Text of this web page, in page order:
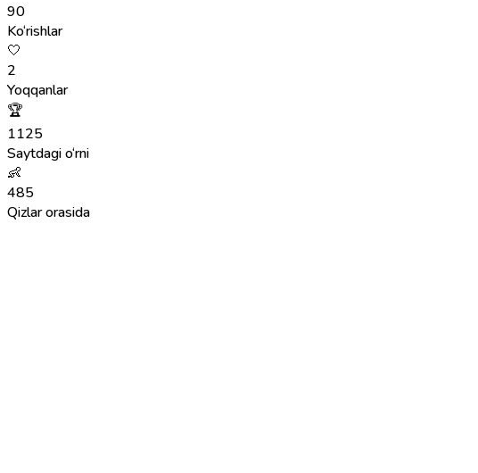
90
Ko‘rishlar
🤍
2
Yoqqanlar
🏆
1125
Saytdagi o‘rni
👶
485
Qizlar orasida